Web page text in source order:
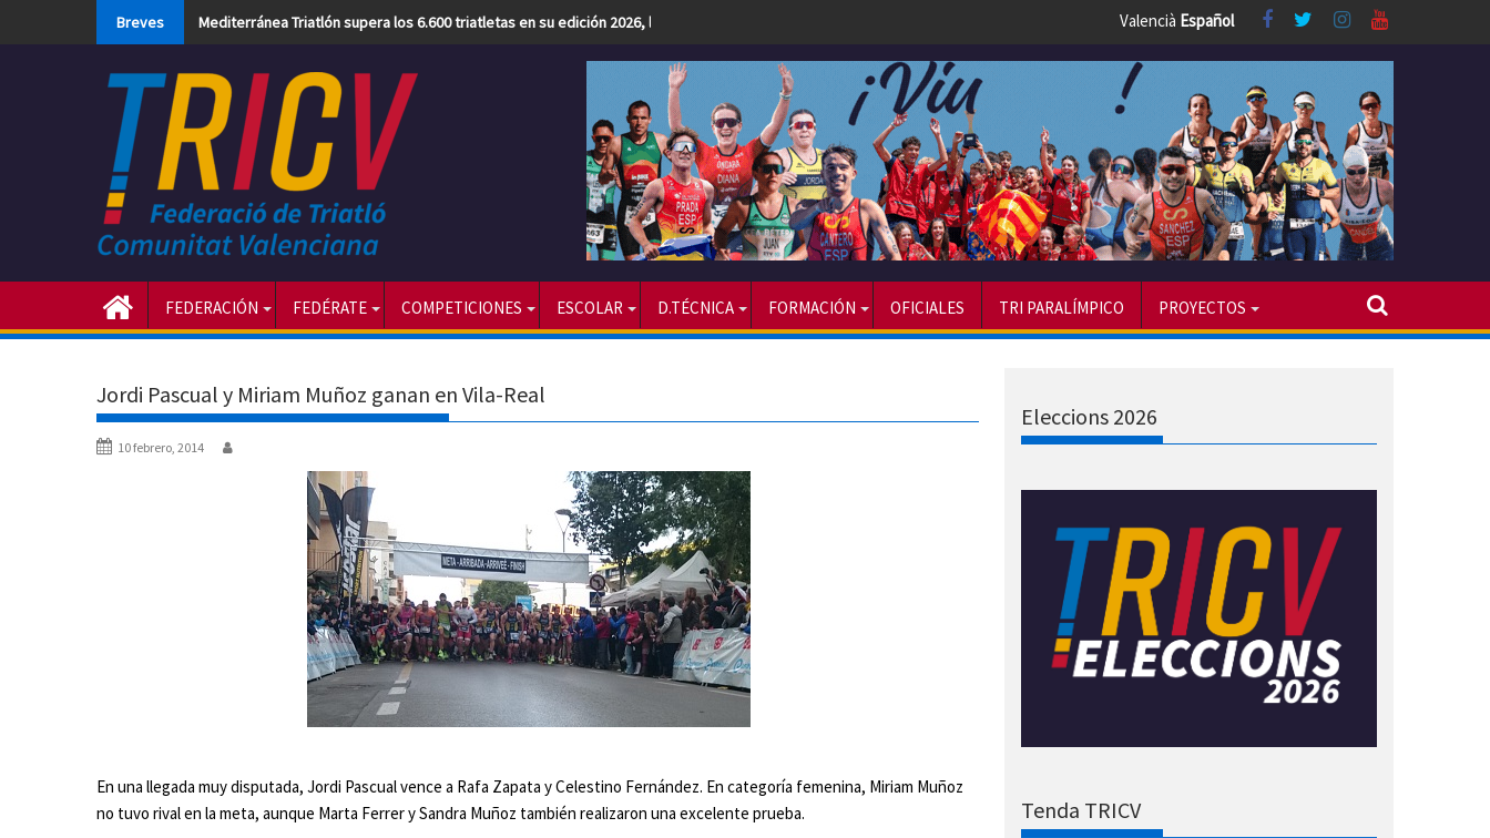
Breves Mediterránea Triatlón supera los 6.600 triatletas en su edición 2026, la más numerosa hasta la fecha Valencià Español
FEDERACIÓN FEDÉRATE COMPETICIONES ESCOLAR D.TÉCNICA FORMACIÓN OFICIALES TRI PARALÍMPICO PROYECTOS
Jordi Pascual y Miriam Muñoz ganan en Vila-Real
10 febrero, 2014
En una llegada muy disputada, Jordi Pascual vence a Rafa Zapata y Celestino Fernández. En categoría femenina, Miriam Muñoz
no tuvo rival en la meta, aunque Marta Ferrer y Sandra Muñoz también realizaron una excelente prueba.
Eleccions 2026
Tenda TRICV